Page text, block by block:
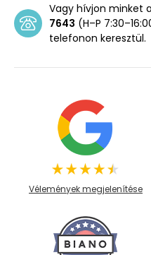
Vagy hívjon minket
7643 (H–P
telefonon keresztül.
Vélemények megjelenítése